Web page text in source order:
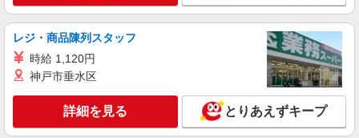
レジ・商品陳列スタッフ
時給 1,120円
神戸市垂水区
詳細を見る とりあえずキープ